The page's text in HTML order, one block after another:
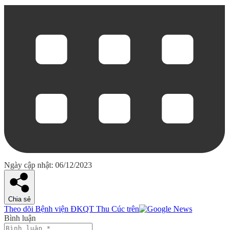
Ngày cập nhật: 06/12/2023
Chia sẻ
Theo dõi Bệnh viện ĐKQT Thu Cúc trên
Bình luận